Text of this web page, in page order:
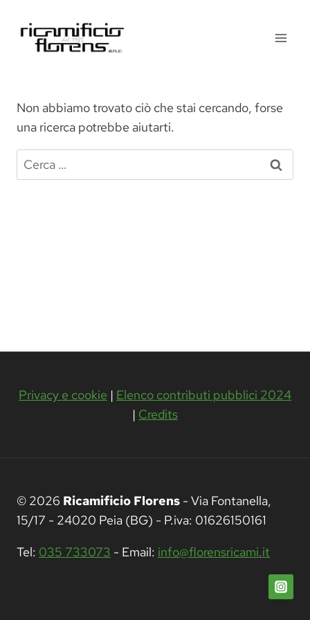
contenuto
Non abbiamo trovato ciò che stai cercando, forse
una ricerca potrebbe aiutarti.
Ricerca
per:
Privacy e cookie | Elenco contributi pubblici 2024
| Credits
© 2026 Ricamificio Florens - Via Fontanella,
15/17 - 24020 Peia (BG) - P.iva: 01626150161
Tel: 035 733073 - Email: info@florensricami.it